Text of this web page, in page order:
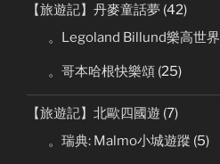
【旅遊記】丹麥童話夢 (42)
。Legoland Billund樂高世界
。哥本哈根快樂頌 (25)
【旅遊記】北歐四國遊 (7)
。瑞典: Malmo小城遊蹤 (5)